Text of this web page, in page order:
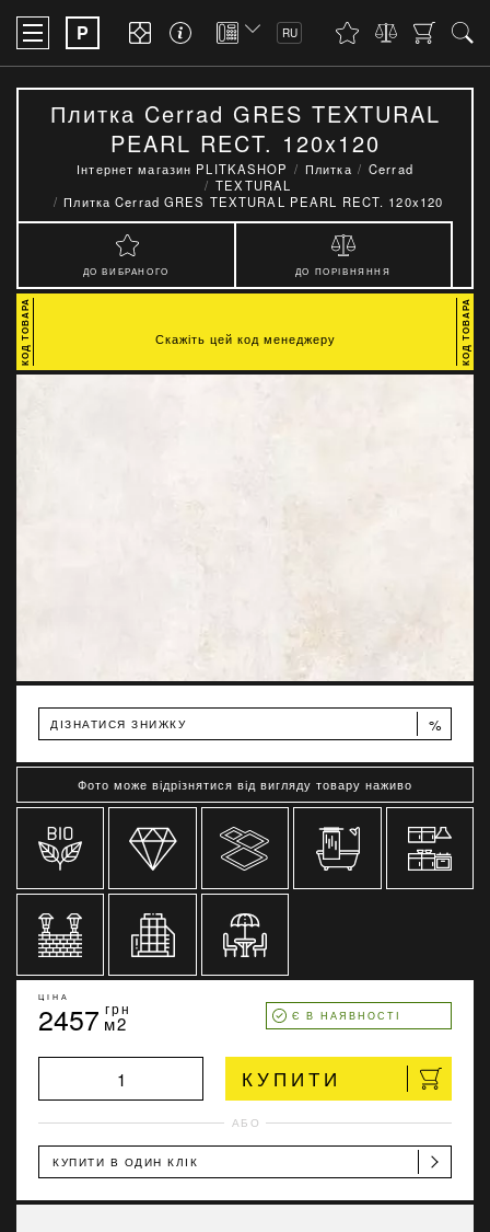
P RU
Плитка Cerrad GRES TEXTURAL
PEARL RECT. 120x120
Інтернет магазин PLITKASHOP Плитка
Cerrad
TEXTURAL
Плитка Cerrad GRES TEXTURAL PEARL RECT. 120x120
ДО ВИБРАНОГО ДО ПОРІВНЯННЯ
ДІЗНАТИСЯ ЗНИЖКУ %
Фото може відрізнятися від вигляду товару наживо
ЦІНА
2457 грн
м2 Є В НАЯВНОСТІ
КУПИТИ
АБО
КУПИТИ В ОДИН КЛІК
Скажіть цей код менеджеру